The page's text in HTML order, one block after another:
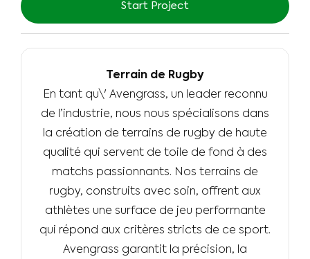
Start Project
Terrain de Rugby
En tant qu\' Avengrass, un leader reconnu
de l’industrie, nous nous spécialisons dans
la création de terrains de rugby de haute
qualité qui servent de toile de fond à des
matchs passionnants. Nos terrains de
rugby, construits avec soin, offrent aux
athlètes une surface de jeu performante
qui répond aux critères stricts de ce sport.
Avengrass garantit la précision, la